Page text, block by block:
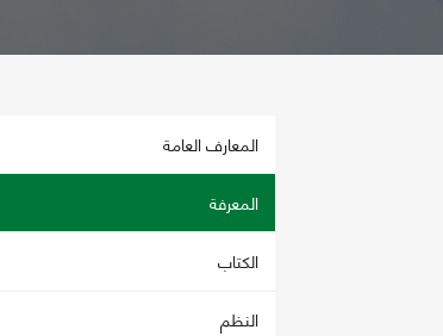
المعارف العامة
المعرفة
الكتاب
النظم